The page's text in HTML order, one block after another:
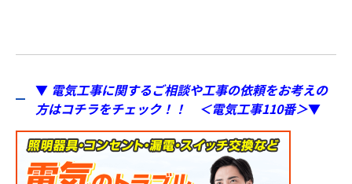
▼ 電気工事に関するご相談や工事の依頼をお考えの
方はコチラをチェック！！ ＜電気工事110番＞▼